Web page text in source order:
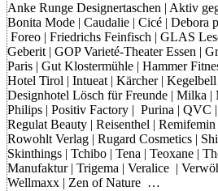
Anke Runge Designertaschen | Aktiv
Bonita Mode | Caudalie | Cicé | Debora
Foreo | Friedrichs Feinfisch | GLAS
Geberit | GOP Varieté-Theater Essen |
Paris | Gut Klostermühle | Hammer
Hotel Tirol | Intueat | Kärcher |
Designhotel Lösch für Freunde | Milka
Philips | Positiv Factory | Purina | QVC
Regulat Beauty | Reisenthel |
Rowohlt Verlag | Rugard Cosmetics |
Skinthings | Tchibo | Tena | Teoxane |
Manufaktur | Trigema | Veralice |
Wellmaxx | Zen of Nature …